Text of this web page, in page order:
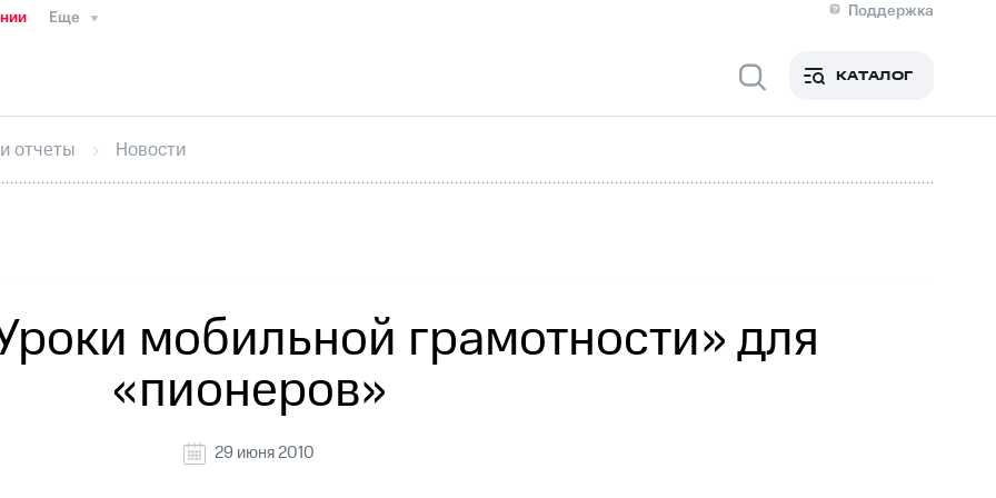
Еще
Поддержка
Медиа-центр
ИнтервьюФинансовая отчетностьКонтактыНовости в регионе
секретарьРаскрытие информации
кабинет акционераАкционерный капиталКонтроль и аудитРынок акций
КАТАЛОГ
отчеты Новости
мобильной грамотности» для
«пионеров»
29 июня 2010